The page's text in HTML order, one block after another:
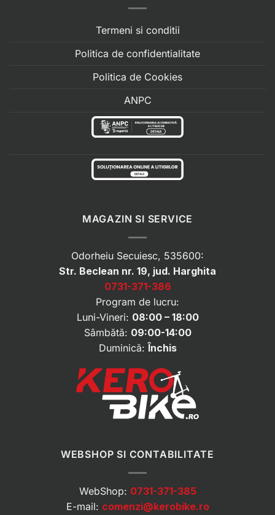
Termeni si conditii
Politica de confidentialitate
Politica de Cookies
ANPC
MAGAZIN SI SERVICE
Odorheiu Secuiesc, 535600:
Str. Beclean nr. 19, jud. Harghita
0731-371-386
Program de lucru:
Luni-Vineri: 08:00 – 18:00
Sâmbătă: 09:00-14:00
Duminică:Închis
WEBSHOP SI CONTABILITATE
WebShop: 0731-371-385
E-mail: comenzi@kerobike.ro